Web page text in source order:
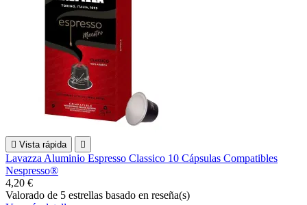
 Vista rápida 
Lavazza Aluminio Espresso Classico 10 Cápsulas Compatibles
Nespresso®
4,20 €
Valorado de 5 estrellas basado en reseña(s)